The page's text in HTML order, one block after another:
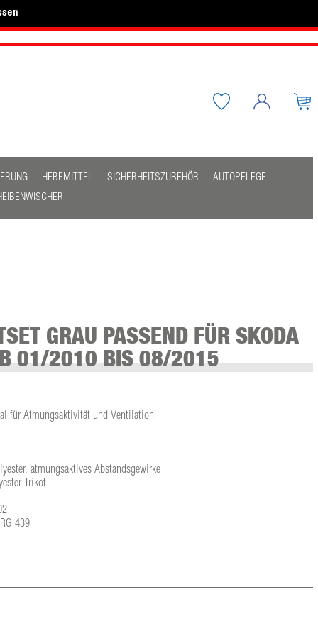
HEBEMITTEL SICHERHEITSZUBEHÖR
AUTOPFLEGE
GRAU PASSEND FÜR SKODA
01/2010 BIS 08/2015
für Atmungsaktivität und Ventilation
atmungsaktives Abstandsgewirke
Trikot
439